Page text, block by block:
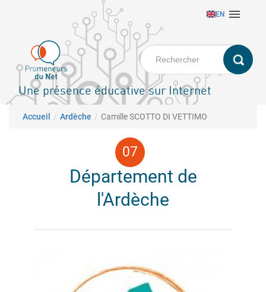
principal
EN 
Une présence éducative sur Internet
Fil d'Ariane
Accueil Ardèche Camille SCOTTO DI VETTIMO
Département de
l'Ardèche